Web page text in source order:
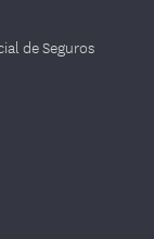
de Seguros